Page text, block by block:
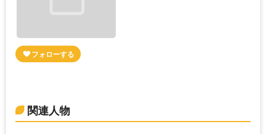
関連人物